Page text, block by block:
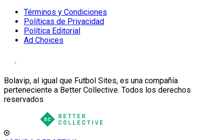
Términos y Condiciones
Políticas de Privacidad
Política Editorial
Ad Choices
Bolavip, al igual que Futbol Sites, es una compañía
perteneciente a Better Collective. Todos los derechos
reservados